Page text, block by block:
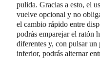
pulida. Gracias a esto, el
vuelve opcional y no
el cambio rápido entre
podrás emparejar el ratón
diferentes y, con pulsar un
inferior, podrás alternar